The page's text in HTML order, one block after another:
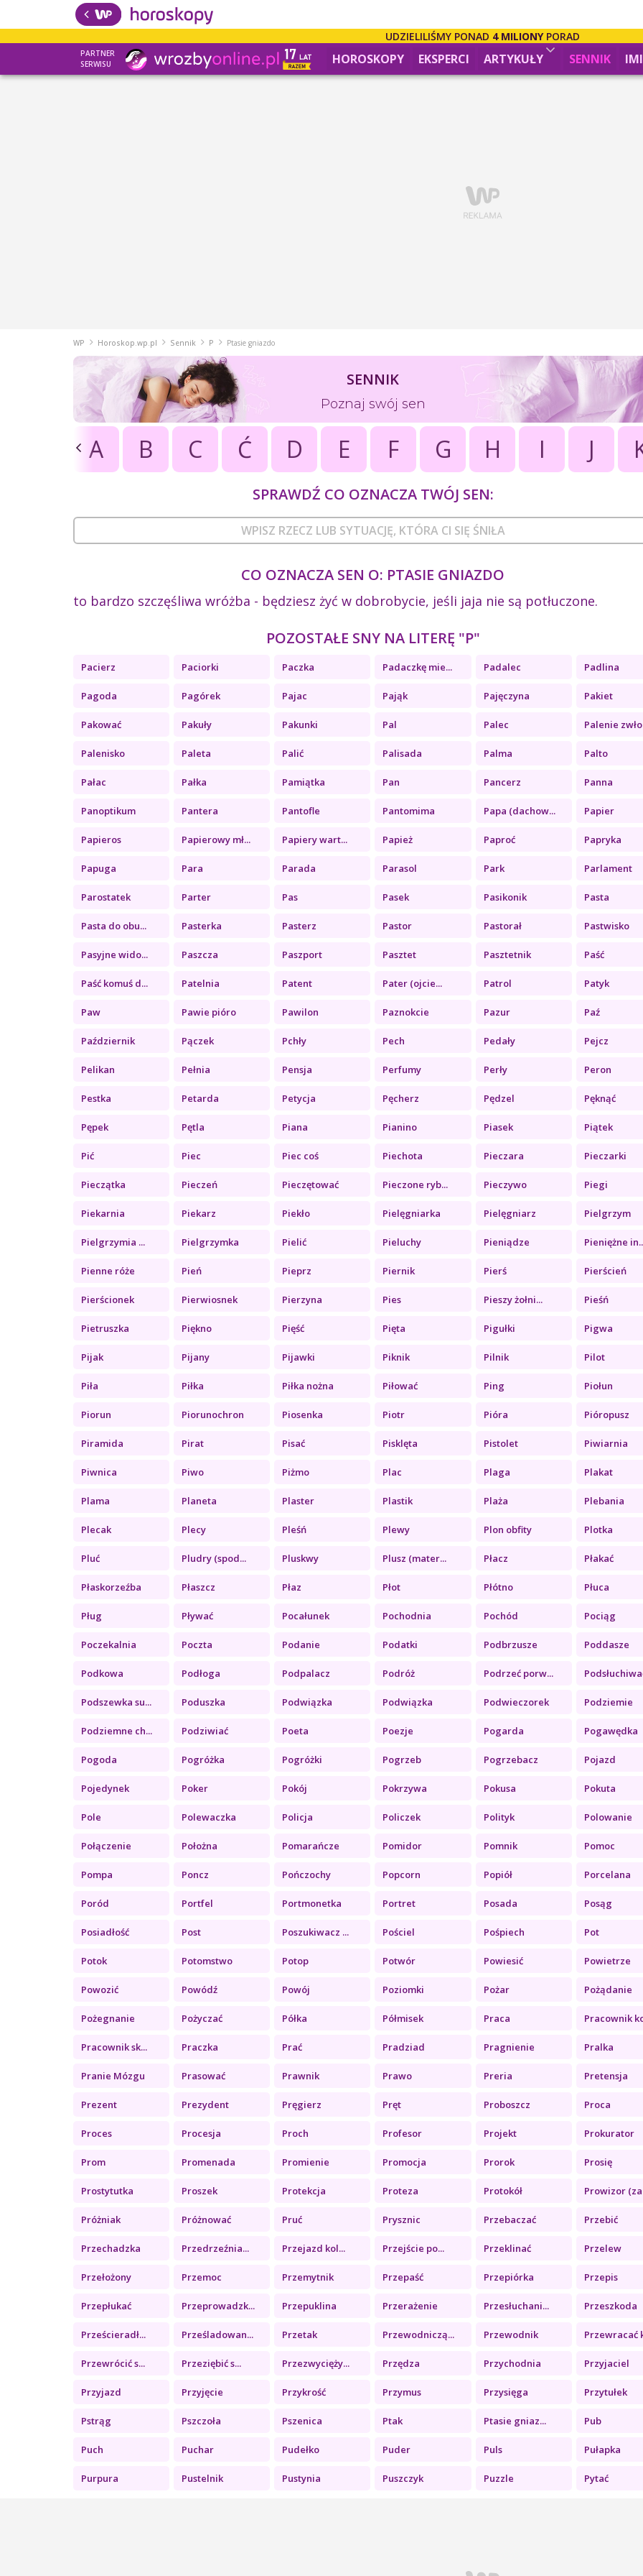
UDZIELILIŚMY PONAD 4 MILIONYPORAD
PARTNER
SERWISU
HOROSKOPY EKSPERCI ARTYKUŁY SENNIK
WP Horoskop.wp.pl Sennik P Ptasie gniazdo
SENNIK
Poznaj swój sen
A B C Ć D E F G H I J
SPRAWDŹ CO OZNACZA TWÓJ SEN:
CO OZNACZA SEN O: PTASIE GNIAZDO
to bardzo szczęśliwa wróżba - będziesz żyć w dobrobycie, jeśli jaja nie są potłuczone.
POZOSTAŁE SNY NA LITERĘ "P"
Pacierz Paciorki Paczka Padaczkę mie... Padalec Padlina
Pagoda Pagórek Pajac Pająk Pajęczyna Pakiet
Pakować Pakuły Pakunki Pal Palec Palenie
Palenisko Paleta Palić Palisada Palma Palto
Pałac Pałka Pamiątka Pan Pancerz Panna
Panoptikum Pantera Pantofle Pantomima Papa (dachow... Papier
Papieros Papierowy mł... Papiery wart... Papież Paproć Papryka
Papuga Para Parada Parasol Park Parlament
Parostatek Parter Pas Pasek Pasikonik Pasta
Pasta do obu... Pasterka Pasterz Pastor Pastorał Pastwisko
Pasyjne wido... Paszcza Paszport Pasztet Pasztetnik Paść
Paść komuś d... Patelnia Patent Pater (ojcie... Patrol Patyk
Paw Pawie pióro Pawilon Paznokcie Pazur Paź
Październik Pączek Pchły Pech Pedały Pejcz
Pelikan Pełnia Pensja Perfumy Perły Peron
Pestka Petarda Petycja Pęcherz Pędzel Pęknąć
Pępek Pętla Piana Pianino Piasek Piątek
Pić Piec Piec coś Piechota Pieczara Pieczarki
Pieczątka Pieczeń Pieczętować Pieczone ryb... Pieczywo Piegi
Piekarnia Piekarz Piekło Pielęgniarka Pielęgniarz Pielgrzym
Pielgrzymia ... Pielgrzymka Pielić Pieluchy Pieniądze Pieniężne
Pienne róże Pień Pieprz Piernik Pierś Pierścień
Pierścionek Pierwiosnek Pierzyna Pies Pieszy żołni... Pieśń
Pietruszka Piękno Pięść Pięta Pigułki Pigwa
Pijak Pijany Pijawki Piknik Pilnik Pilot
Piła Piłka Piłka nożna Piłować Ping Piołun
Piorun Piorunochron Piosenka Piotr Pióra Pióropusz
Piramida Pirat Pisać Pisklęta Pistolet Piwiarnia
Piwnica Piwo Piżmo Plac Plaga Plakat
Plama Planeta Plaster Plastik Plaża Plebania
Plecak Plecy Pleśń Plewy Plon obfity Plotka
Pluć Pludry (spod... Pluskwy Plusz (mater... Płacz Płakać
Płaskorzeźba Płaszcz Płaz Płot Płótno Płuca
Pług Pływać Pocałunek Pochodnia Pochód Pociąg
Poczekalnia Poczta Podanie Podatki Podbrzusze Poddasze
Podkowa Podłoga Podpalacz Podróż Podrzeć porw...
Podszewka su... Poduszka Podwiązka Podwiązka Podwieczorek Podziemie
Podziemne ch... Podziwiać Poeta Poezje Pogarda Pogawędka
Pogoda Pogróżka Pogróżki Pogrzeb Pogrzebacz Pojazd
Pojedynek Poker Pokój Pokrzywa Pokusa Pokuta
Pole Polewaczka Policja Policzek Polityk Polowanie
Połączenie Położna Pomarańcze Pomidor Pomnik Pomoc
Pompa Poncz Pończochy Popcorn Popiół Porcelana
Poród Portfel Portmonetka Portret Posada Posąg
Posiadłość Post Poszukiwacz ... Pościel Pośpiech Pot
Potok Potomstwo Potop Potwór Powiesić Powietrze
Powozić Powódź Powój Poziomki Pożar Pożądanie
Pożegnanie Pożyczać Półka Półmisek Praca Pracownik
Pracownik sk... Praczka Prać Pradziad Pragnienie Pralka
Pranie Mózgu Prasować Prawnik Prawo Preria Pretensja
Prezent Prezydent Pręgierz Pręt Proboszcz Proca
Proces Procesja Proch Profesor Projekt Prokurator
Prom Promenada Promienie Promocja Prorok Prosię
Prostytutka Proszek Protekcja Proteza Protokół Prowizor
Próżniak Próżnować Pruć Prysznic Przebaczać Przebić
Przechadzka Przedrzeźnia... Przejazd kol... Przejście po... Przeklinać Przelew
Przełożony Przemoc Przemytnik Przepaść Przepiórka Przepis
Przepłukać Przeprowadzk... Przepuklina Przerażenie Przesłuchani... Przeszkoda
Prześcieradł... Prześladowan... Przetak Przewodniczą... Przewodnik Przewracać
Przewrócić s... Przeziębić s... Przezwycięży... Przędza Przychodnia Przyjaciel
Przyjazd Przyjęcie Przykrość Przymus Przysięga Przytułek
Pstrąg Pszczoła Pszenica Ptak Ptasie gniaz... Pub
Puch Puchar Pudełko Puder Puls Pułapka
Purpura Pustelnik Pustynia Puszczyk Puzzle Pytać